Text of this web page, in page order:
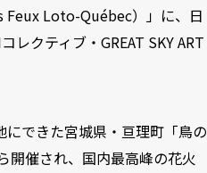
Feux Loto-Québec）」に、日
レクティブ・GREAT SKY ART
できた宮城県・亘理町「鳥の
開催され、国内最高峰の花火